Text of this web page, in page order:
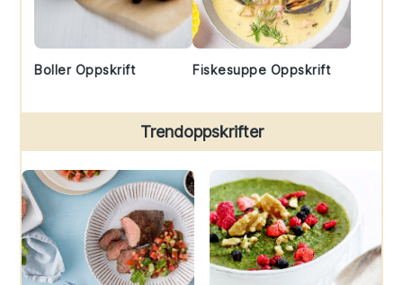
Boller Oppskrift Fiskesuppe Oppskrift
Trendoppskrifter